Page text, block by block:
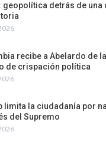
geopolítica detrás de una
recibe a Abelardo de
de crispación política
limita la ciudadanía por
del Supremo